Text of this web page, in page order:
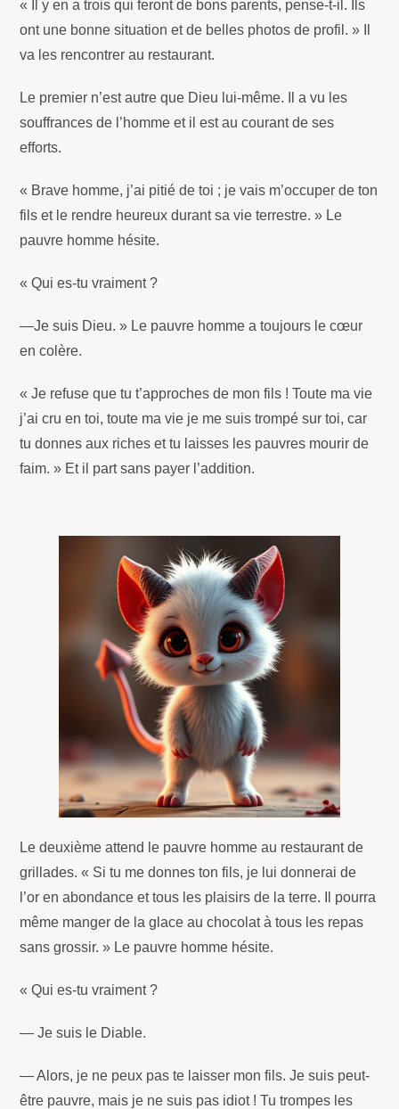
« Il y en a trois qui feront de bons parents, pense-t-il. Ils
ont une bonne situation et de belles photos de profil. » Il
va les rencontrer au restaurant.
Le premier n’est autre que Dieu lui-même. Il a vu les
souffrances de l’homme et il est au courant de ses
efforts.
« Brave homme, j’ai pitié de toi ; je vais m’occuper de ton
fils et le rendre heureux durant sa vie terrestre. » Le
pauvre homme hésite.
« Qui es-tu vraiment ?
—Je suis Dieu. » Le pauvre homme a toujours le cœur
en colère.
« Je refuse que tu t’approches de mon fils ! Toute ma vie
j’ai cru en toi, toute ma vie je me suis trompé sur toi, car
tu donnes aux riches et tu laisses les pauvres mourir de
faim. » Et il part sans payer l’addition.
Le deuxième attend le pauvre homme au restaurant de
grillades. « Si tu me donnes ton fils, je lui donnerai de
l’or en abondance et tous les plaisirs de la terre. Il pourra
même manger de la glace au chocolat à tous les repas
sans grossir. » Le pauvre homme hésite.
« Qui es-tu vraiment ?
— Je suis le Diable.
— Alors, je ne peux pas te laisser mon fils. Je suis peut-
être pauvre, mais je ne suis pas idiot ! Tu trompes les